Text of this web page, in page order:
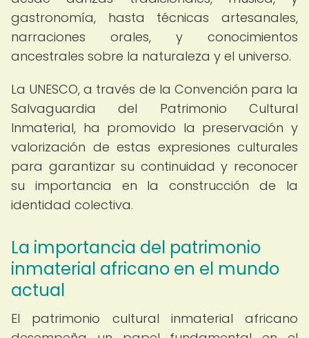
gastronomía, hasta técnicas artesanales,
narraciones orales, y conocimientos
ancestrales sobre la naturaleza y el universo.
La UNESCO, a través de la Convención para la
Salvaguardia del Patrimonio Cultural
Inmaterial, ha promovido la preservación y
valorización de estas expresiones culturales
para garantizar su continuidad y reconocer
su importancia en la construcción de la
identidad colectiva.
La importancia del patrimonio
inmaterial africano en el mundo
actual
El patrimonio cultural inmaterial africano